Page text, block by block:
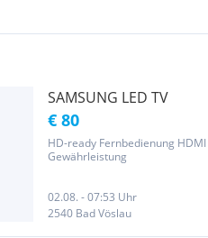
SAMSUNG LED TV
€ 80
HD-ready Fernbedienung
Gewährleistung
02.08. - 07:53 Uhr
2540 Bad Vöslau